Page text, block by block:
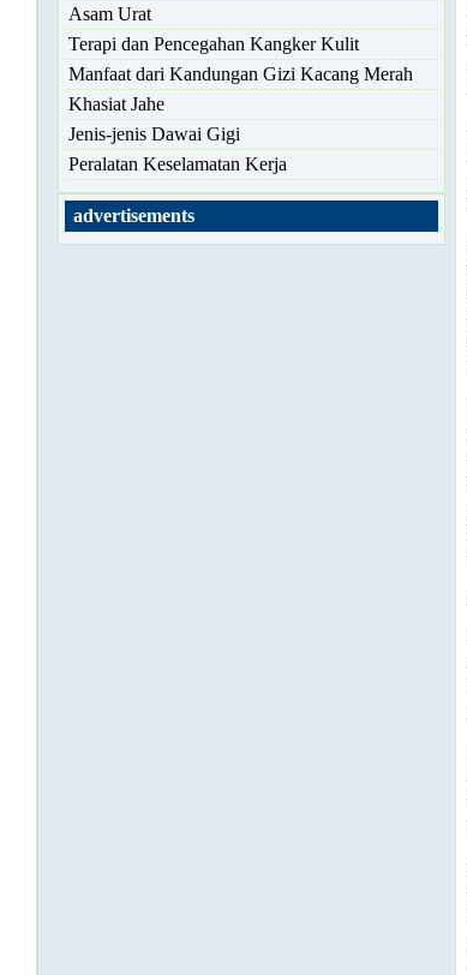
Asam Urat
Terapi dan Pencegahan Kangker Kulit
Manfaat dari Kandungan Gizi Kacang Merah
Khasiat Jahe
Jenis-jenis Dawai Gigi
Peralatan Keselamatan Kerja
advertisements